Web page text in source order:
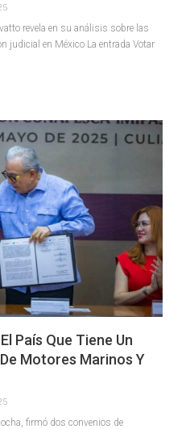
revela en su análisis sobre las
judicial en México La entrada Votar
País Que Tiene Un
Motores Marinos Y
firmó dos convenios de